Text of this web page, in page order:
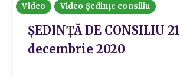
Video
Video Ședințe consiliu
ȘEDINȚĂ DE CONSILIU 21
decembrie 2020